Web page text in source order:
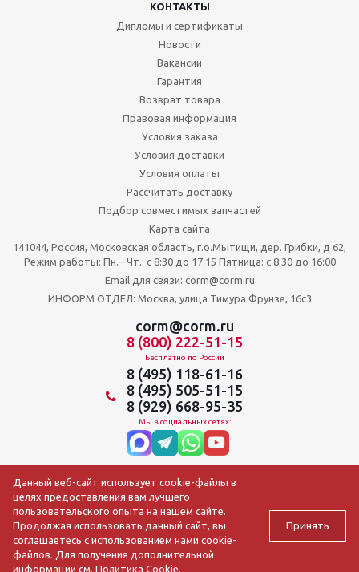
КОНТАКТЫ
Дипломы и сертификаты
Новости
Вакансии
Гарантия
Возврат товара
Правовая информация
Условия заказа
Условия доставки
Условия оплаты
Рассчитать доставку
Подбор совместимых запчастей
Карта сайта
141044, Россия, Московская область, г.о.Мытищи, дер. Грибки, д 62,
Режим работы: Пн.– Чт.: с 8:30 до 17:15 Пятница: c 8:30 до 16:00
Email для связи: corm@corm.ru
ИНФОРМ ОТДЕЛ: Москва, улица Тимура Фрунзе, 16с3
corm@corm.ru
8 (800) 222-51-15
Бесплатно по России
8 (495) 118-61-16
8 (495) 505-51-15
8 (929) 668-95-35
Мы в социальных сетях:
2009-2026 © АО ЦОРМ «Торгтехника»
Данный веб-сайт использует cookie-файлы в
целях предоставления вам лучшего
пользовательского опыта на нашем сайте.
Продолжая использовать данный сайт, вы
соглашаетесь с использованием нами cookie-
файлов. Для получения дополнительной
информации см.Политика Cookie.
Принять